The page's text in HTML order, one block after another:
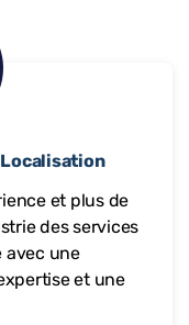
Localisation
et plus de
des services
avec une
et une